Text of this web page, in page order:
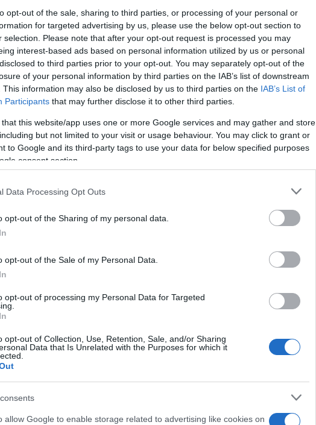
opt-out of the sale, sharing to third parties, or processing of your personal or
for targeted advertising by us, please use the below opt-out section to
selection. Please note that after your opt-out request is processed you may
interest-based ads based on personal information utilized by us or personal
to third parties prior to your opt-out. You may separately opt-out of the
of your personal information by third parties on the IAB’s list of downstream
This information may also be disclosed by us to third parties on the IAB’s List of
Participants that may further disclose it to other third parties.
that this website/app uses one or more Google services and may gather and store
but not limited to your visit or usage behaviour. You may click to grant or
to Google and its third-party tags to use your data for below specified purposes
consent section.
Data Processing Opt Outs
opt-out of the Sharing of my personal data.
opt-out of the Sale of my Personal Data.
opt-out of processing my Personal Data for Targeted
opt-out of Collection, Use, Retention, Sale, and/or Sharing
Data that Is Unrelated with the Purposes for which it
allow Google to enable storage related to advertising like cookies on
jelentették be a közösségi oldalukon, hogy
kapta, és akivel egy aranyos fotót is posztoltak.